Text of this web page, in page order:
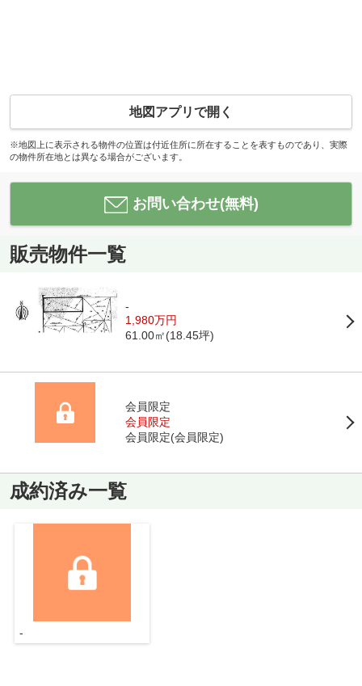
地図アプリで開く
※地図上に表示される物件の位置は付近住所に所在することを表すものであり、実際
の物件所在地とは異なる場合がございます。
お問い合わせ(無料)
販売物件一覧
-
1,980万円
61.00㎡(18.45坪)
会員限定
会員限定
会員限定(会員限定)
成約済み一覧
-